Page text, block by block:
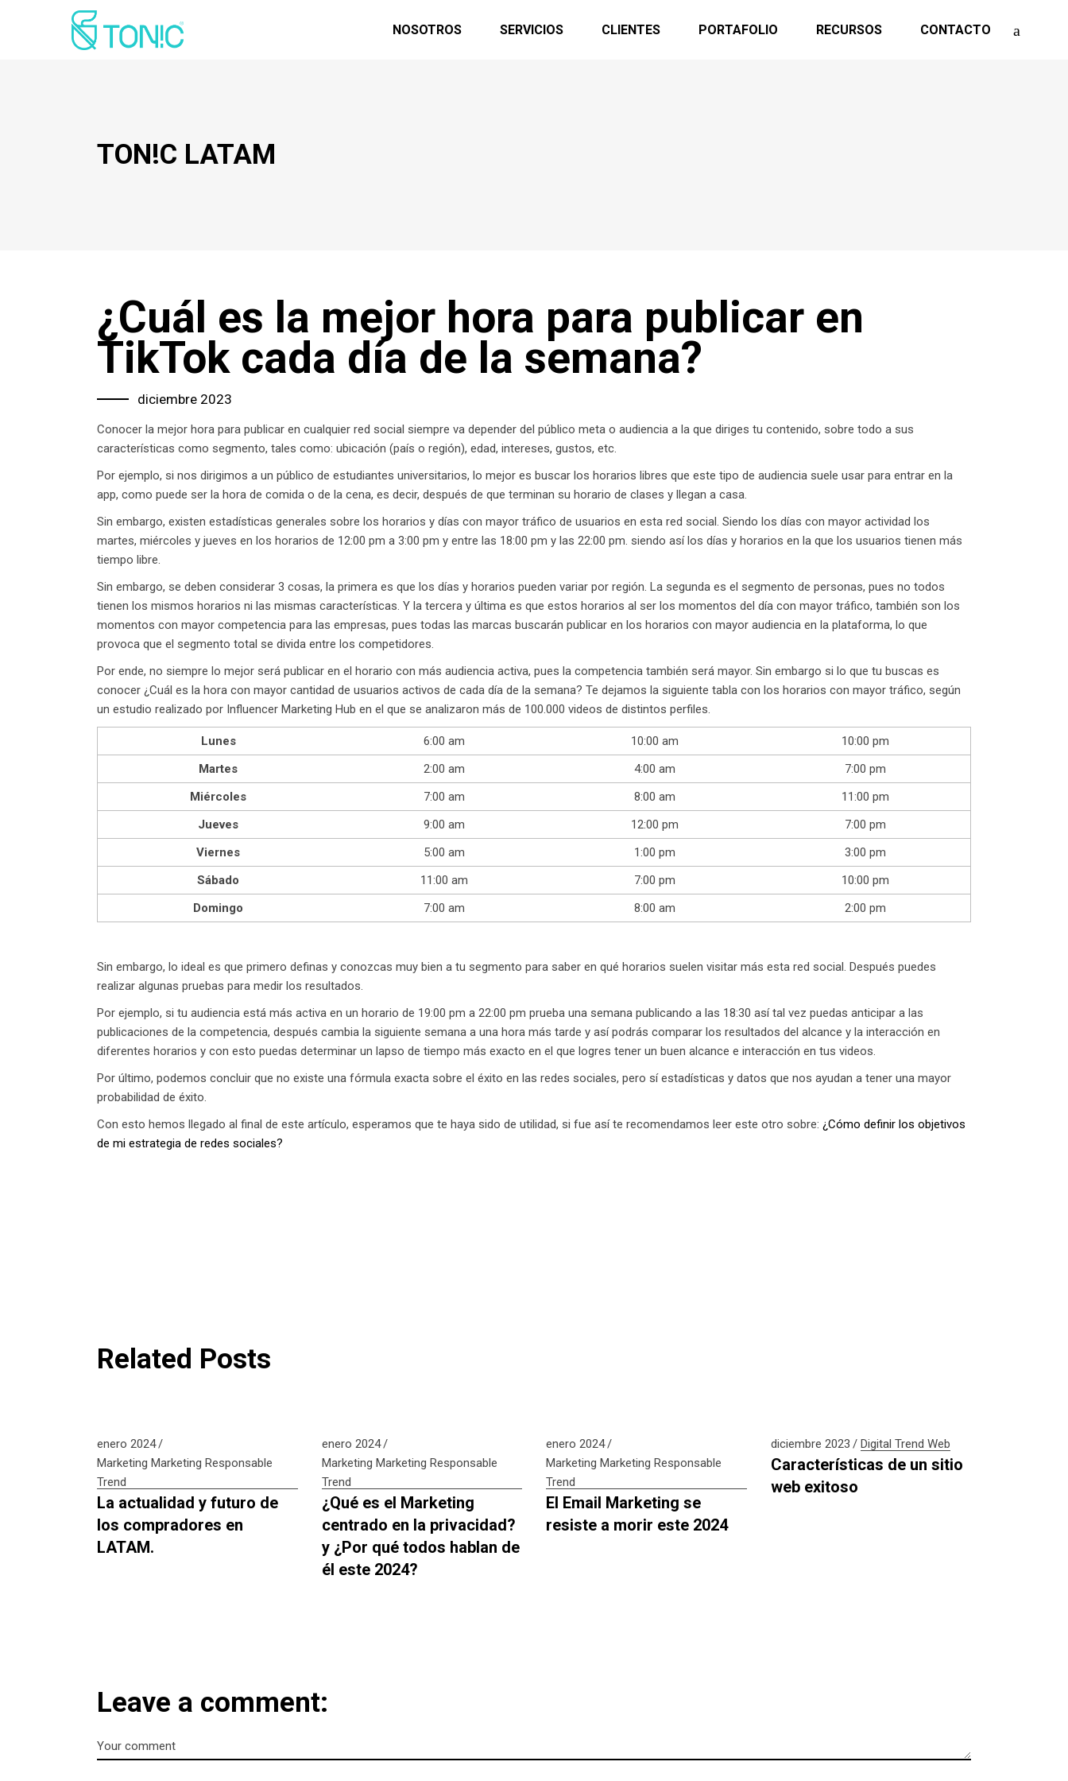
NOSOTROS SERVICIOS CLIENTES PORTAFOLIO RECURSOS CONTACTO
TON!C LATAM
¿Cuál es la mejor hora para publicar en
TikTok cada día de la semana?
diciembre 2023
Conocer la mejor hora para publicar en cualquier red social siempre va depender del público meta o audiencia a la que diriges tu contenido, sobre todo a sus
características como segmento, tales como: ubicación (país o región), edad, intereses, gustos, etc.
Por ejemplo, si nos dirigimos a un público de estudiantes universitarios, lo mejor es buscar los horarios libres que este tipo de audiencia suele usar para entrar en la
app, como puede ser la hora de comida o de la cena, es decir, después de que terminan su horario de clases y llegan a casa.
Sin embargo, existen estadísticas generales sobre los horarios y días con mayor tráfico de usuarios en esta red social. Siendo los días con mayor actividad los
martes, miércoles y jueves en los horarios de 12:00 pm a 3:00 pm y entre las 18:00 pm y las 22:00 pm. siendo así los días y horarios en la que los usuarios tienen más
tiempo libre.
Sin embargo, se deben considerar 3 cosas, la primera es que los días y horarios pueden variar por región. La segunda es el segmento de personas, pues no todos
tienen los mismos horarios ni las mismas características. Y la tercera y última es que estos horarios al ser los momentos del día con mayor tráfico, también son los
momentos con mayor competencia para las empresas, pues todas las marcas buscarán publicar en los horarios con mayor audiencia en la plataforma, lo que
provoca que el segmento total se divida entre los competidores.
Por ende, no siempre lo mejor será publicar en el horario con más audiencia activa, pues la competencia también será mayor. Sin embargo si lo que tu buscas es
conocer ¿Cuál es la hora con mayor cantidad de usuarios activos de cada día de la semana? Te dejamos la siguiente tabla con los horarios con mayor tráfico, según
un estudio realizado por Influencer Marketing Hub en el que se analizaron más de 100.000 videos de distintos perfiles.
Lunes 6:00 am 10:00 am
10:00 pm
Martes
2:00 am 4:00 am
7:00 pm
Miércoles
7:00 am 8:00 am
11:00 pm
Jueves
9:00 am 12:00 pm
7:00 pm
Viernes
5:00 am 1:00 pm
3:00 pm
Sábado
11:00 am 7:00 pm
10:00 pm
Domingo
7:00 am 8:00 am 2:00 pm
Sin embargo, lo ideal es que primero definas y conozcas muy bien a tu segmento para saber en qué horarios suelen visitar más esta red social. Después puedes
realizar algunas pruebas para medir los resultados.
Por ejemplo, si tu audiencia está más activa en un horario de 19:00 pm a 22:00 pm prueba una semana publicando a las 18:30 así tal vez puedas anticipar a las
publicaciones de la competencia, después cambia la siguiente semana a una hora más tarde y así podrás comparar los resultados del alcance y la interacción en
diferentes horarios y con esto puedas determinar un lapso de tiempo más exacto en el que logres tener un buen alcance e interacción en tus videos.
Por último, podemos concluir que no existe una fórmula exacta sobre el éxito en las redes sociales, pero sí estadísticas y datos que nos ayudan a tener una mayor
probabilidad de éxito.
Con esto hemos llegado al final de este artículo, esperamos que te haya sido de utilidad, si fue así te recomendamos leer este otro sobre: ¿Cómo definir los objetivos
de mi estrategia de redes sociales?
Related Posts
enero 2024
Marketing Marketing Responsable
Trend
La actualidad y futuro de
los compradores en
LATAM.
enero 2024
Marketing Marketing Responsable
Trend
¿Qué es el Marketing
centrado en la privacidad?
y ¿Por qué todos hablan de
él este 2024?
enero 2024
Marketing Marketing Responsable
Trend
El Email Marketing se
resiste a morir este 2024
diciembre 2023 Digital Trend Web
Características de un sitio
web exitoso
Leave a comment: